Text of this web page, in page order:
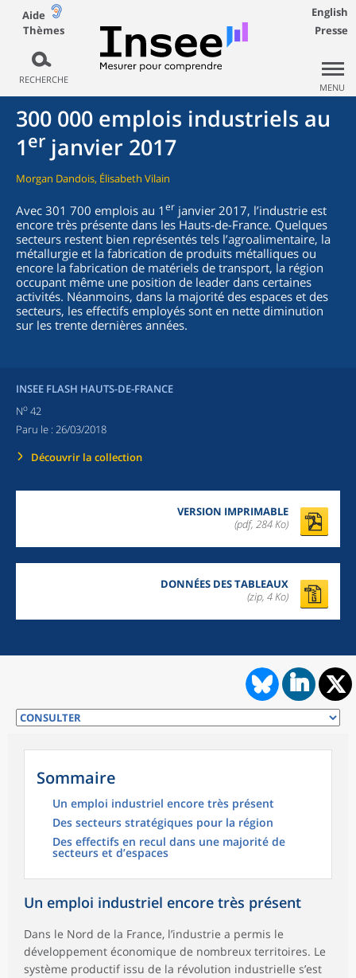
Aide
Thèmes
RECHERCHE
English
Presse
MENU
300 000 emplois industriels au
1er janvier 2017
Morgan Dandois, Élisabeth Vilain
Avec 301 700 emplois au 1er janvier 2017, l’industrie est
encore très présente dans les Hauts-de-France. Quelques
secteurs restent bien représentés tels l’agroalimentaire, la
métallurgie et la fabrication de produits métalliques ou
encore la fabrication de matériels de transport, la région
occupant même une position de leader dans certaines
activités. Néanmoins, dans la majorité des espaces et des
secteurs, les effectifs employés sont en nette diminution
sur les trente dernières années.
INSEE FLASH HAUTS-DE-FRANCE
No 42
Paru le : 26/03/2018
Découvrir la collection
VERSION IMPRIMABLE
(pdf, 284 Ko)
DONNÉES DES TABLEAUX
(zip, 4 Ko)
Sommaire
Un emploi industriel encore très présent
Des secteurs stratégiques pour la région
Des effectifs en recul dans une majorité de
secteurs et d’espaces
Un emploi industriel encore très présent
Dans le Nord de la France, l’industrie a permis le
développement économique de nombreux territoires. Le
système productif issu de la révolution industrielle s’est